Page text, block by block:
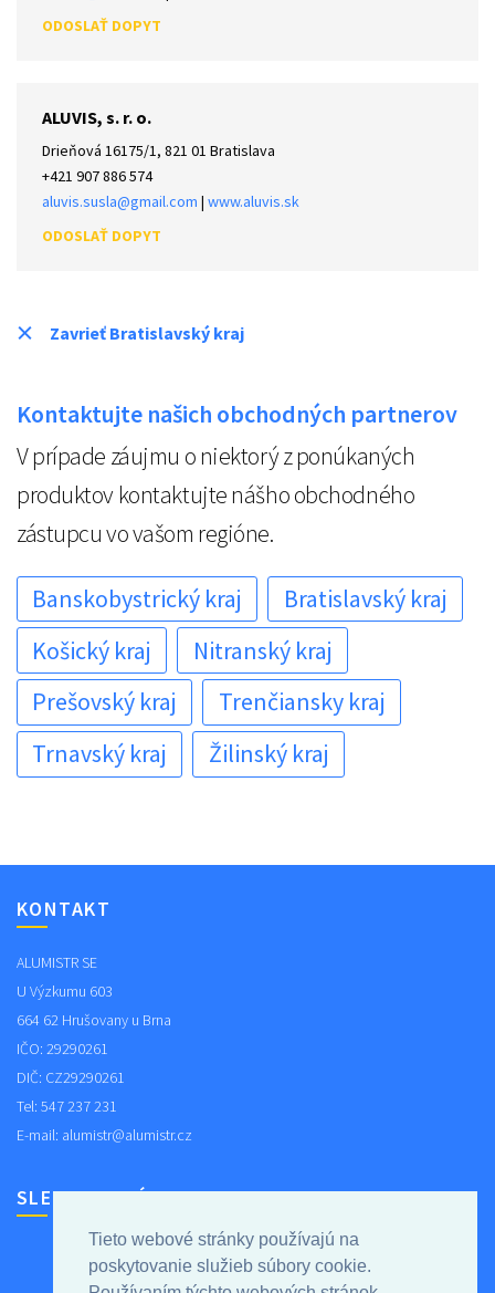
Tieto webové stránky používajú na
poskytovanie služieb súbory cookie.
ALUVIS, s. r. o.
Drieňová 16175/1, 821 01 Bratislava
+421 907 886 574
aluvis.susla@gmail.com | www.aluvis.sk
Zavrieť Bratislavský kraj
Kontaktujte našich obchodných partnerov
V prípade záujmu o niektorý z ponúkaných
produktov kontaktujte nášho obchodného
zástupcu vo vašom regióne.
Banskobystrický kraj
Bratislavský kraj
Košický kraj
Nitranský kraj
Prešovský kraj
Trenčiansky kraj
Trnavský kraj
Žilinský kraj
KONTAKT
ALUMISTR SE
U Výzkumu 603
664 62 Hrušovany u Brna
IČO: 29290261
DIČ: CZ29290261
Tel: 547 237 231
E-mail: alumistr@alumistr.cz
SLEDUJTE NÁS NA FACEBOOKU